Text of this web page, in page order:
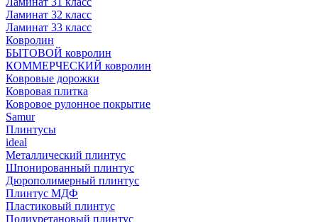
Ламинат 32 класс
Ламинат 33 класс
Ковролин
БЫТОВОЙ ковролин
КОММЕРЧЕСКИЙ ковролин
Ковровые дорожки
Ковровая плитка
Ковровое рулонное покрытие
Samur
Плинтусы
ideal
Металлический плинтус
Шпонированный плинтус
Дюрополимерный плинтус
Плинтус МДФ
Пластиковый плинтус
Полиуретановый плинтус